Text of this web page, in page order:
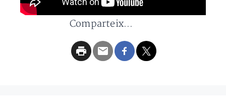
Comparteix...